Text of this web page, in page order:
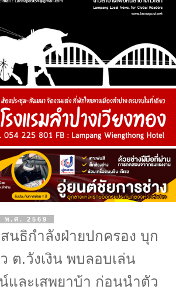
พ.ศ. 2569
นธิกำลังฝ่ายปกครอง บุก
ต.วังเงิน พบลอบเล่น
และเสพยาบ้า ก่อนนำตัว